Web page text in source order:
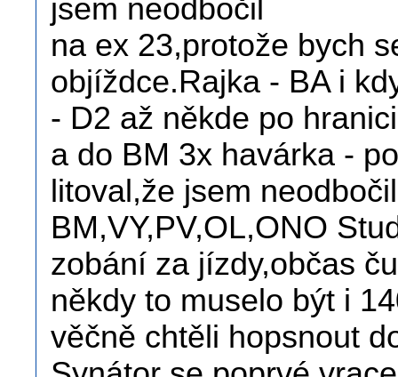
jsem neodbočil
na ex 23,protože bych
objíždce.Rajka - BA i
- D2 až někde po
a do BM 3x havárka -
litoval,že jsem
BM,VY,PV,OL,ONO
zobání za jízdy,občas
někdy to muselo být i
věčně chtěli hopsnout